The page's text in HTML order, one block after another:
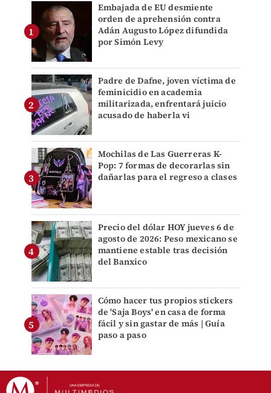
Embajada de EU desmiente
orden de aprehensión contra
Adán Augusto López difundida
por Simón Levy
Padre de Dafne, joven víctima de
feminicidio en academia
militarizada, enfrentará juicio
acusado de haberla vi
Mochilas de Las Guerreras K-
Pop: 7 formas de decorarlas sin
dañarlas para el regreso a clases
Precio del dólar HOY jueves 6 de
agosto de 2026: Peso mexicano se
mantiene estable tras decisión
del Banxico
Cómo hacer tus propios stickers
de 'Saja Boys' en casa de forma
fácil y sin gastar de más | Guía
paso a paso